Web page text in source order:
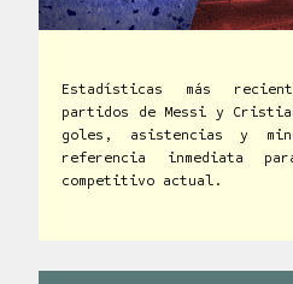
Estadísticas más
partidos de Messi y
goles, asistencias y
referencia inmediata
competitivo actual.